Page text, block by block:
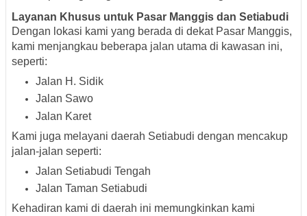
Layanan Khusus untuk Pasar Manggis dan Setiabudi
Dengan lokasi kami yang berada di dekat Pasar Manggis,
kami menjangkau beberapa jalan utama di kawasan ini,
seperti:
Jalan H. Sidik
Jalan Sawo
Jalan Karet
Kami juga melayani daerah Setiabudi dengan mencakup
jalan-jalan seperti:
Jalan Setiabudi Tengah
Jalan Taman Setiabudi
Kehadiran kami di daerah ini memungkinkan kami